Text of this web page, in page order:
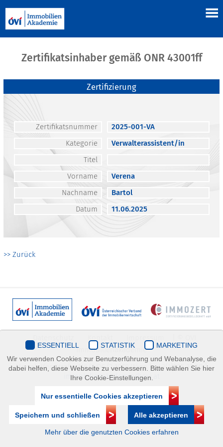
Zertifikatsinhaber gemäß ONR 43001ff
Zertifizierung
Zertifikatsnummer
2025-001-VA
Kategorie
Verwalterassistent/in
Titel
Vorname
Verena
Nachname
Bartol
Datum
11.06.2025
>> Zurück
Immobilienakademie
Mariahilfer Straße 116/2.OG/2 1070 Wien | +43(1)505 32 50 |
immobilienakademie@ovi.at
ESSENTIELL STATISTIK
MARKETING
Wir verwenden Cookies zur Benutzerführung und Webanalyse, die
dabei helfen, diese Webseite zu verbessern. Bitte wählen Sie hier
Ihre Cookie-Einstellungen.
Nur essentielle Cookies akzeptieren
Speichern und schließen Alle akzeptieren
Mehr über die genutzten Cookies erfahren